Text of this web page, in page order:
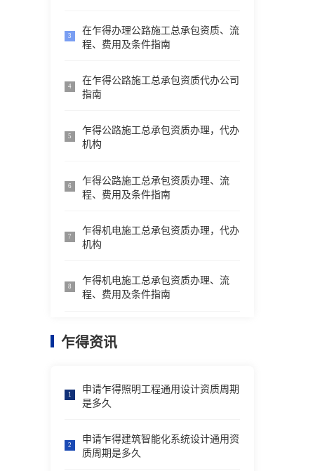
3
在乍得办理公路施工总承包资质、流
程、费用及条件指南
4
在乍得公路施工总承包资质代办公司
指南
5
乍得公路施工总承包资质办理，代办
机构
6
乍得公路施工总承包资质办理、流
程、费用及条件指南
7
乍得机电施工总承包资质办理，代办
机构
8
乍得机电施工总承包资质办理、流
程、费用及条件指南
乍得资讯
1
申请乍得照明工程通用设计资质周期
是多久
2
申请乍得建筑智能化系统设计通用资
质周期是多久